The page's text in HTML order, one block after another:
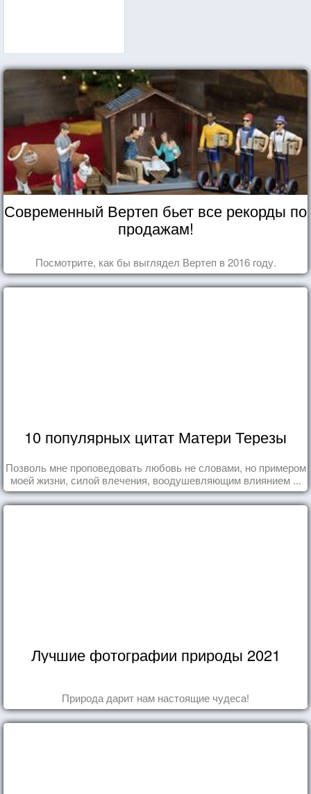
Современный Вертеп бьет все рекорды по
продажам!
Посмотрите, как бы выглядел Вертеп в 2016 году.
10 популярных цитат Матери Терезы
Позволь мне проповедовать любовь не словами, но примером
моей жизни, силой влечения, воодушевляющим влиянием ...
Лучшие фотографии природы 2021
Природа дарит нам настоящие чудеса!